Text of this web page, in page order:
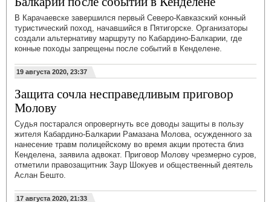
В Карачаевске завершился первый Северо-Кавказский конный
туристический поход, начавшийся в Пятигорске. Организаторы
создали альтернативу маршруту по Кабардино-Балкарии, где
конные походы запрещены после событий в Кенделене.
19 августа 2020, 23:37
Защита сочла несправедливым приговор
Молову
Судья постарался опровергнуть все доводы защиты в пользу
жителя Кабардино-Балкарии Рамазана Молова, осужденного за
нанесение травм полицейскому во время акции протеста близ
Кенделена, заявила адвокат. Приговор Молову чрезмерно суров,
отметили правозащитник Заур Шокуев и общественный деятель
Аслан Бешто.
17 августа 2020, 21:33